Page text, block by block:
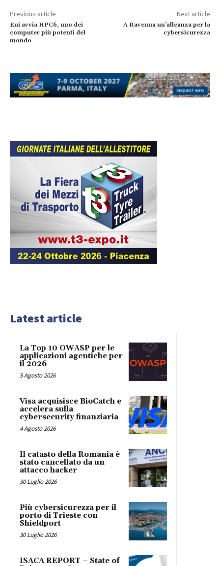
Previous article
Eni avvia HPC6, uno dei
computer più potenti del
mondo
Next article
A Ravenna un’alleanza per la
cybersicurezza
Latest article
La Top 10 OWASP per le
applicazioni agentiche per
il 2026
5 Agosto 2026
Visa acquisisce BioCatch e
accelera sulla
cybersecurity finanziaria
4 Agosto 2026
Il catasto della Romania è
stato cancellato da un
attacco hacker
30 Luglio 2026
Più cybersicurezza per il
porto di Trieste con
Shieldport
30 Luglio 2026
ISACA REPORT – State of